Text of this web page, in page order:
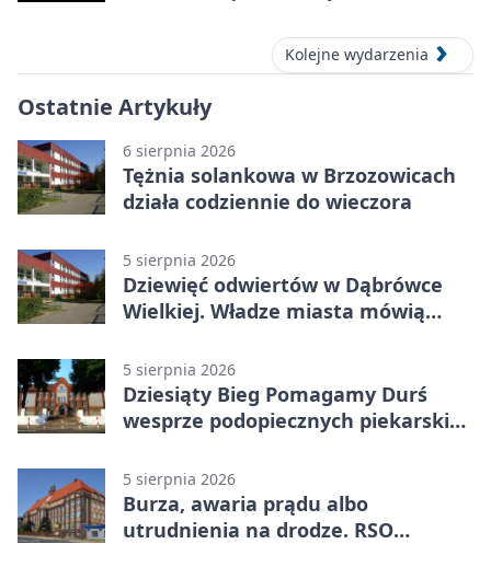
Kolejne wydarzenia
Ostatnie Artykuły
6 sierpnia 2026
Tężnia solankowa w Brzozowicach
działa codziennie do wieczora
5 sierpnia 2026
Dziewięć odwiertów w Dąbrówce
Wielkiej. Władze miasta mówią
5 sierpnia 2026
Dziesiąty Bieg Pomagamy Durś
wesprze podopiecznych piekarskich
5 sierpnia 2026
Burza, awaria prądu albo
utrudnienia na drodze. RSO